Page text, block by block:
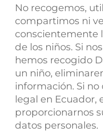
No recogemos,
compartimos ni
conscientemente
de los niños. Si
hemos recogido
un niño,
información. Si
legal en Ecuador,
proporcionarnos
datos personales.